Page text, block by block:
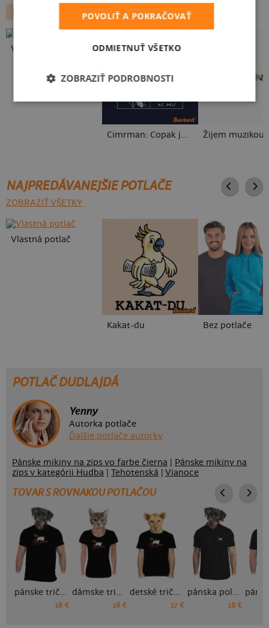
HUDBA
TEHOTENSKÁ VIANOCE
Vlastná potlač
Cimrman: Copak jmelí Žijem muzikou
NAJPREDÁVANEJŠIE POTLAČE
ZOBRAZIŤ VŠETKY
Vlastná potlač
Kakat-du Bez potlače
POTLAČ DUDLAJDÁ
Yenny
Autorka potlače
Ďalšie potlače autorky
Pánske mikiny na zips vo farbe čierna
Pánske mikiny na
zips v kategórii Hudba |Tehotenská |Vianoce
TOVAR S ROVNAKOU POTLAČOU
pánske tričko
18 €
dámske tričko
18 €
detské tričko
17 €
pánska polokošeľa
18 €
POVOLIŤ A POKRAČOVAŤ
ODMIETNUŤ VŠETKO
ZOBRAZIŤ PODROBNOSTI